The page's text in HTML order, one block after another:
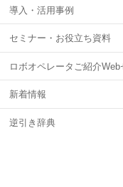
導入・活用事例
セミナー・お役立ち資料
ロボオペレータご紹介Web
新着情報
逆引き辞典